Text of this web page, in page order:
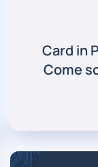
Card in
Come